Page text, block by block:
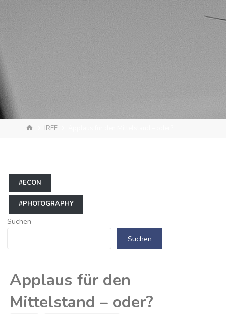
StartIREF
#ECON
#PHOTOGRAPHY
Suchen
Suchen
Applaus für den
Mittelstand – oder?